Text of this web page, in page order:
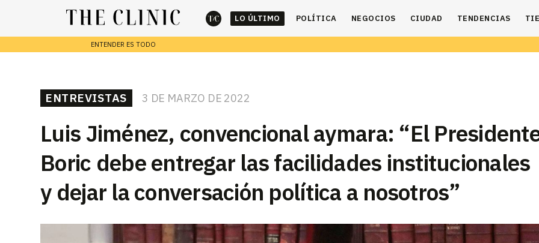
LO ÚLTIMO POLÍTICA NEGOCIOS CIUDAD TENDENCIAS
REPORTAJES
ENTENDER ES TODO
Escribe lo que deseas y presiona enter para buscar
cerrar
ENTREVISTAS 3 DE MARZO DE 2022
Luis Jiménez, convencional aymara: “El
Boric debe entregar las facilidades institucionales
y dejar la conversación política a nosotros”